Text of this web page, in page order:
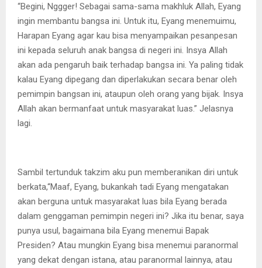
“Begini, Nggger! Sebagai sama-sama makhluk Allah, Eyang
ingin membantu bangsa ini. Untuk itu, Eyang menemuimu,
Harapan Eyang agar kau bisa menyampaikan pesanpesan
ini kepada seluruh anak bangsa di negeri ini. Insya Allah
akan ada pengaruh baik terhadap bangsa ini. Ya paling tidak
kalau Eyang dipegang dan diperlakukan secara benar oleh
pemimpin bangsan ini, ataupun oleh orang yang bijak. Insya
Allah akan bermanfaat untuk masyarakat luas.” Jelasnya
lagi.
Sambil tertunduk takzim aku pun memberanikan diri untuk
berkata,“Maaf, Eyang, bukankah tadi Eyang mengatakan
akan berguna untuk masyarakat luas bila Eyang berada
dalam genggaman pemimpin negeri ini? Jika itu benar, saya
punya usul, bagaimana bila Eyang menemui Bapak
Presiden? Atau mungkin Eyang bisa menemui paranormal
yang dekat dengan istana, atau paranormal lainnya, atau